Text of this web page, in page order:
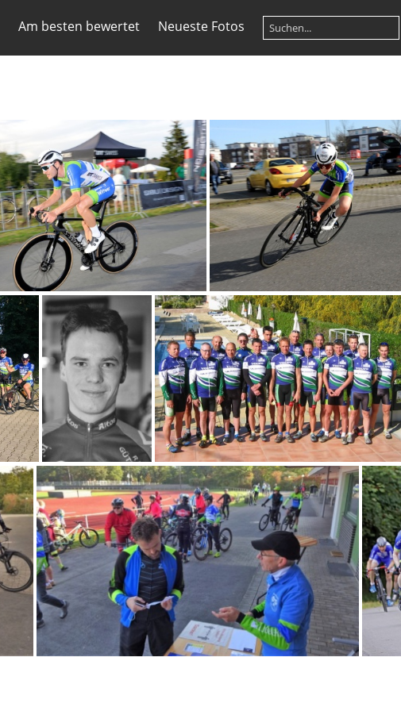
Am besten bewertet Neueste Fotos
(4.60) 1000007368 (4.60) Nieländer, Till, Kurve 13 d
(4.60) RSV 0068 (4.60) Mallorca-2003